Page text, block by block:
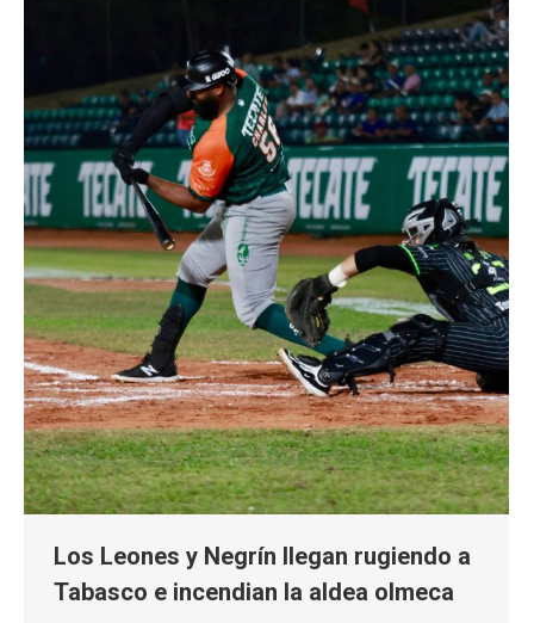
Los Leones y Negrín llegan rugiendo a
Tabasco e incendian la aldea olmeca